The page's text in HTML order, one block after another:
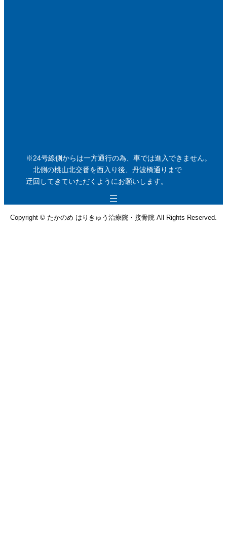
※24号線側からは一方通行の為、車では進入できません。
北側の桃山北交番を西入り後、丹波橋通りまで
迂回してきていただくようにお願いします。
Copyright © たかのめ はりきゅう治療院・接骨院 All Rights Reserved.